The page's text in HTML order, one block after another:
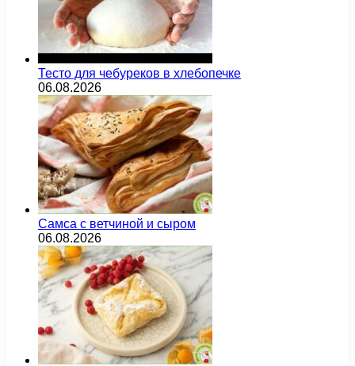
Тесто для чебуреков в хлебопечке
06.08.2026
Самса с ветчиной и сыром
06.08.2026